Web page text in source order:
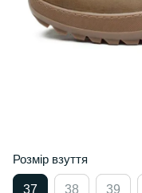
Розмір взуття
37 38 39